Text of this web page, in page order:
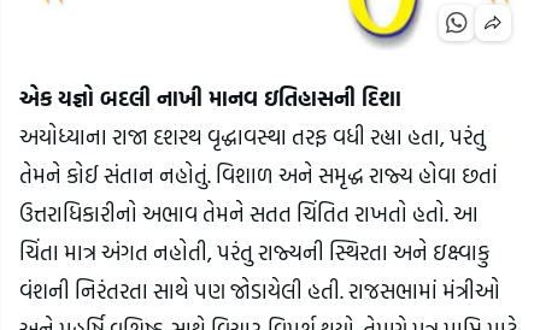
એક યજ્ઞો બદલી નાખી માનવ ઇતિહાસની દિશા
અયોધ્યાના રાજા દશરથ વૃદ્ધાવસ્થા તરફ વધી રહ્યા હતા, પરંતુ
તેમને કોઈ સંતાન નહોતું. વિશાળ અને સમૃદ્ધ રાજ્ય હોવા છતાં
ઉત્તરાધિકારીનો અભાવ તેમને સતત ચિંતિત રાખતો હતો. આ
ચિંતા માત્ર અંગત નહોતી, પરંતુ રાજ્યની સ્થિરતા અને ઇક્ષ્વાકુ
વંશની નિરંતરતા સાથે પણ જોડાયેલી હતી. રાજસભામાં મંત્રીઓ